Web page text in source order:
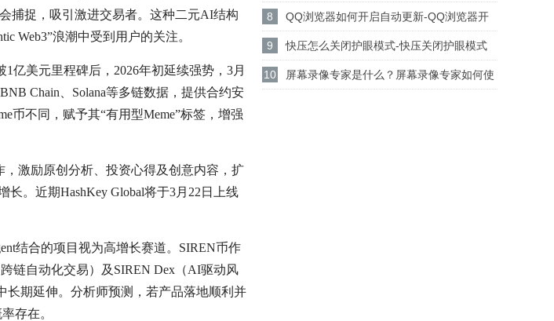
捕捉，吸引激进交易者。这种二元AI结构
Web3”浪潮中受到用户的关注。
亿美元里程碑后，2026年初延续强势，3月
Chain、Solana等多链数据，提供合约安
币不同，赋予其“有用型Meme”标签，增强
激励原创分析、投资心得及创意内容，扩
。近期HashKey Global将于3月22日上线
结合的项目视为高增长赛道。SIREN币作
链自动化交易）及SIREN Dex（AI驱动风
长期延伸。分析师预测，若产品落地顺利并
存在。
度量值方法
8 QQ浏览器如何开启自动更新-QQ浏览器开
启自动更新的方法
9 快压怎么关闭护眼模式-快压关闭护眼模式
的方法介绍
10 屏幕录像专家是什么？屏幕录像专家如何使